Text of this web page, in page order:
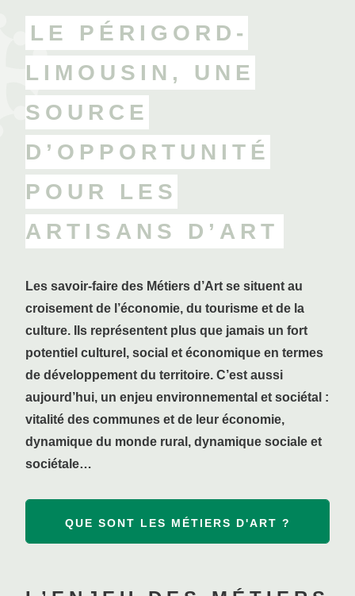
LE PÉRIGORD-
LIMOUSIN, UNE
SOURCE
D’OPPORTUNITÉ
POUR LES
ARTISANS D’ART
Les savoir-faire des Métiers d’Art se situent au
croisement de l’économie, du tourisme et de la
culture. Ils représentent plus que jamais un fort
potentiel culturel, social et économique en termes
de développement du territoire. C’est aussi
aujourd’hui, un enjeu environnemental et sociétal :
vitalité des communes et de leur économie,
dynamique du monde rural, dynamique sociale et
sociétale…
QUE SONT LES MÉTIERS D'ART ?